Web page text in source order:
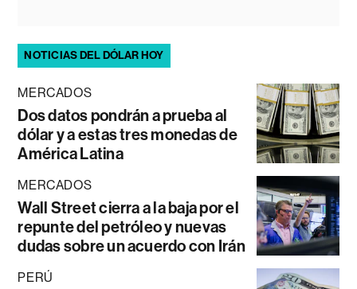
NOTICIAS DEL DÓLAR HOY
MERCADOS
Dos datos pondrán a prueba al
dólar y a estas tres monedas de
América Latina
MERCADOS
Wall Street cierra a la baja por el
repunte del petróleo y nuevas
dudas sobre un acuerdo con Irán
PERÚ